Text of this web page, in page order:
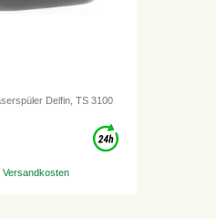
Delfin, TS 3100
Versandkosten